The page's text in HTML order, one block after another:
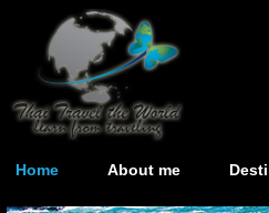
Home About me